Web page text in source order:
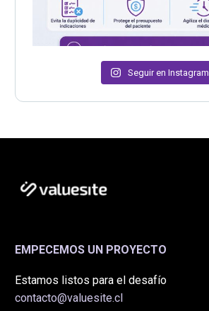
Seguir en Instagram
EMPECEMOS UN PROYECTO
Estamos listos para el desafío
contacto@valuesite.cl